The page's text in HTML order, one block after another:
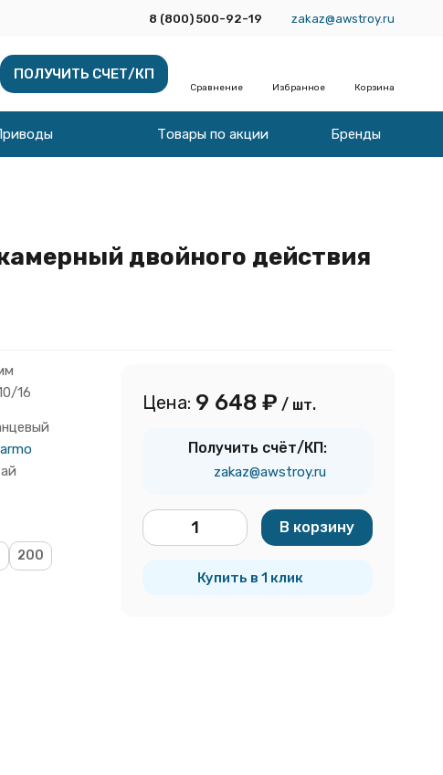
8 (800) 500-92-19 zakaz@awstroy.ru
ПОЛУЧИТЬ СЧЕТ/КП
Сравнение Избранное Корзина
Товары по акции Бренды
двойного действия
16
200
Цена: 9 648 ₽ / шт.
Получить счёт/КП:
zakaz@awstroy.ru
В корзину
Купить в 1 клик